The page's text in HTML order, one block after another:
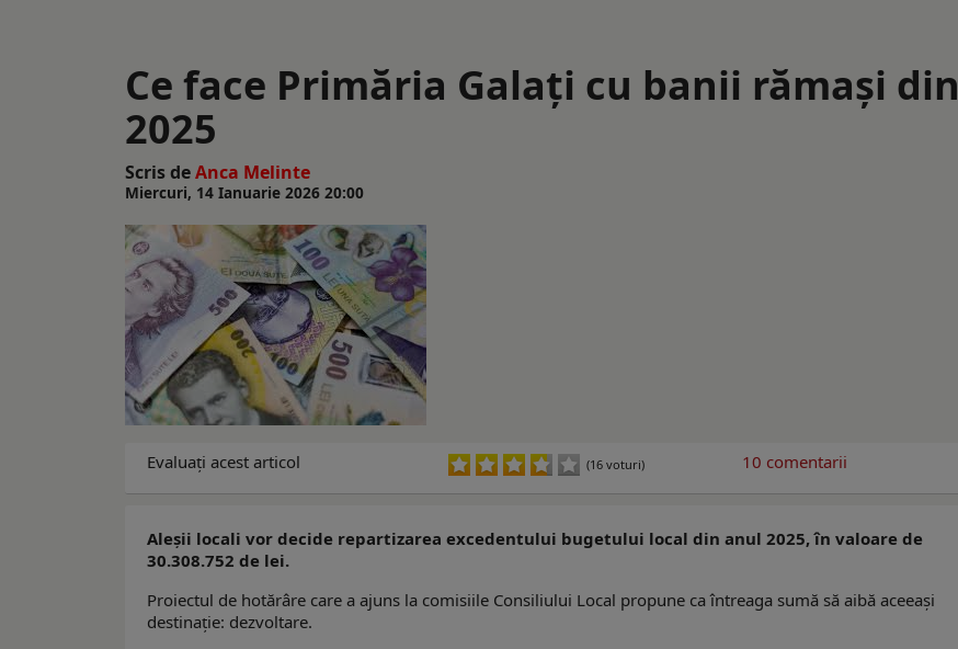
Ce face Primăria Galaţi cu banii rămaşi din
2025
Scris deAnca Melinte
Miercuri, 14 Ianuarie 2026 20:00
Evaluaţi acest articol (16 voturi) 10 comentarii
Aleşii locali vor decide repartizarea excedentului bugetului local din anul 2025, în valoare de
30.308.752 de lei.
Proiectul de hotărâre care a ajuns la comisiile Consiliului Local propune ca întreaga sumă să aibă aceeaşi
destinaţie: dezvoltare.